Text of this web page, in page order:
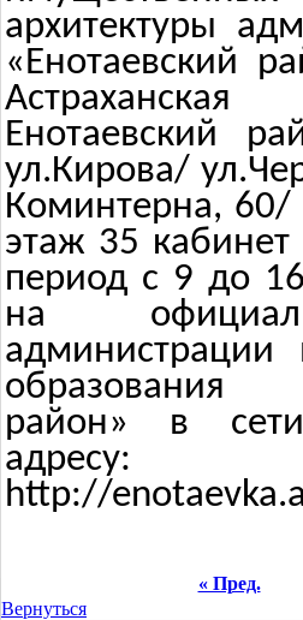
архитектуры
«Енотаевский
Енотаевский
ул.Кирова/
Коминтерна,
этаж 35
период с 9 до
на
администрации
образования
район» в
адресу:
http://enotaevka.
« Пред.
Вернуться